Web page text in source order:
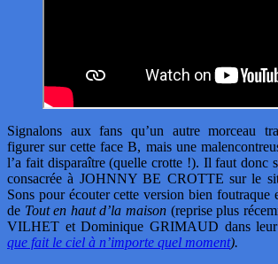
Signalons aux fans qu’un autre morceau
figurer sur cette face B, mais une
l’a fait disparaître (quelle crotte !). Il faut donc
consacrée à JOHNNY BE CROTTE sur le
Sons pour écouter cette version bien foutraque
de Tout en haut d’la maison (reprise plus
VILHET et Dominique GRIMAUD dans
que fait le ciel à n’importe quel moment).